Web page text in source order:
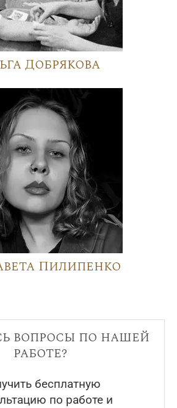
Добрякова
Пилипенко
вопросы по нашей
работе?
бесплатную
по работе и